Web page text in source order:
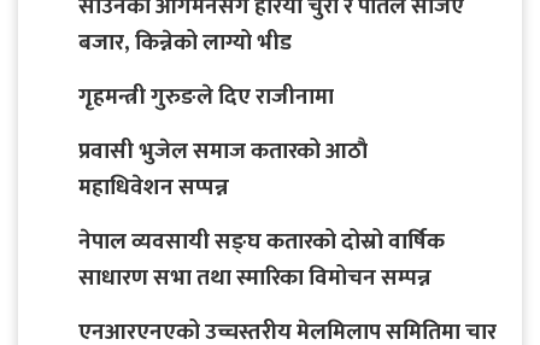
बजार, किन्नेको लाग्यो भीड
गृहमन्त्री गुरुङले दिए राजीनामा
प्रवासी भुजेल समाज कतारको आठाै
महाधिवेशन सप्पन्न
नेपाल व्यवसायी सङ्घ कतारको दोस्रो वार्षिक
साधारण सभा तथा स्मारिका विमोचन सम्पन्न
एनआरएनएको उच्चस्तरीय मेलमिलाप समितिमा चार